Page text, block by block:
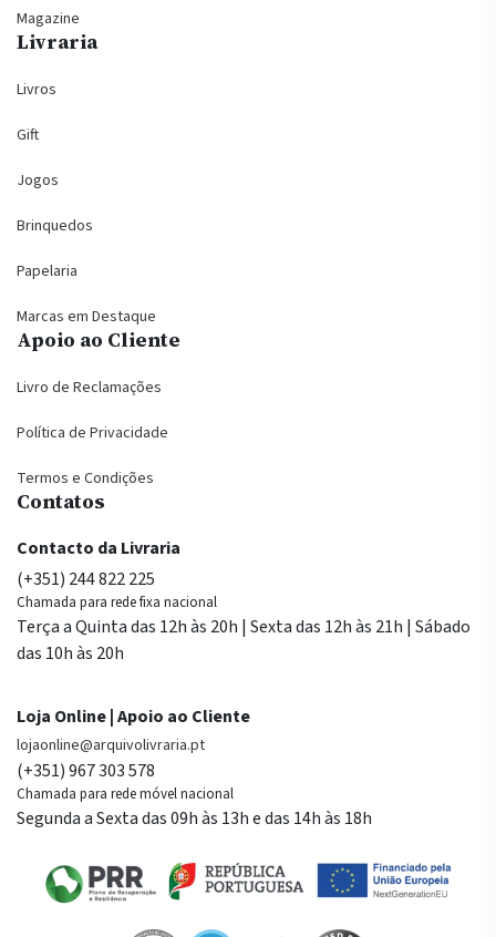
Magazine
Livraria
Livros
Gift
Jogos
Brinquedos
Papelaria
Marcas em Destaque
Apoio ao Cliente
Livro de Reclamações
Política de Privacidade
Termos e Condições
Contatos
Contacto da Livraria
(+351) 244 822 225
Chamada para rede fixa nacional
Terça a Quinta das 12h às 20h | Sexta das 12h às 21h | Sábado
das 10h às 20h
Loja Online | Apoio ao Cliente
lojaonline@arquivolivraria.pt
(+351) 967 303 578
Chamada para rede móvel nacional
Segunda a Sexta das 09h às 13h e das 14h às 18h